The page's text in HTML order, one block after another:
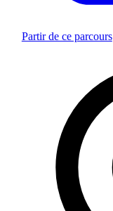
Partir de ce parcours